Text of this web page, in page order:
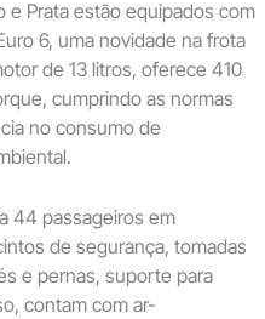
e Prata estão equipados com
6, uma novidade na frota
de 13 litros, oferece 410
cumprindo as normas
no consumo de
44 passageiros em
de segurança, tomadas
e pernas, suporte para
contam com ar-